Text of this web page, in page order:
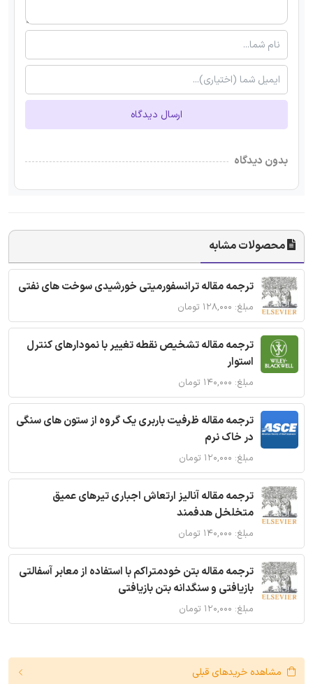
ارسال دیدگاه
بدون دیدگاه
محصولات مشابه
ترجمه مقاله ترانسفورمیتی خورشیدی سوخت های نفتی
مبلغ: ۱۲۸,۰۰۰ تومان
ترجمه مقاله تشخیص نقطه تغییر با نمودارهای کنترل
استوار
مبلغ: ۱۴۰,۰۰۰ تومان
ترجمه مقاله ظرفیت باربری یک گروه از ستون های سنگی
در خاک نرم
مبلغ: ۱۲۰,۰۰۰ تومان
ترجمه مقاله آنالیز ارتعاش اجباری تیرهای عمیق
متخلخل هدفمند
مبلغ: ۱۴۰,۰۰۰ تومان
ترجمه مقاله بتن خودمتراکم با استفاده از معابر آسفالتی
بازیافتی و سنگدانه بتن بازیافتی
مبلغ: ۱۲۰,۰۰۰ تومان
مشاهده خریدهای قبلی